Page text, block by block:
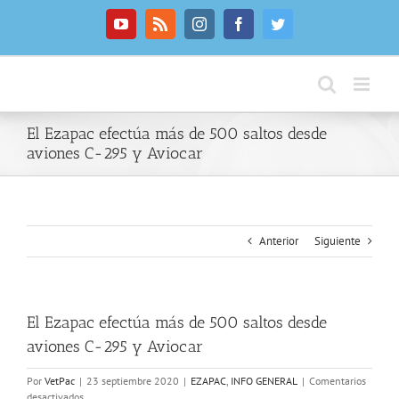
YouTubeRss InstagramFacebookTwitter
El Ezapac efectúa más de 500 saltos desde
aviones C-295 y Aviocar
Anterior Siguiente
El Ezapac efectúa más de 500 saltos desde
aviones C-295 y Aviocar
Por VetPac | 23 septiembre 2020 | EZAPAC, INFO GENERAL | Comentarios
en